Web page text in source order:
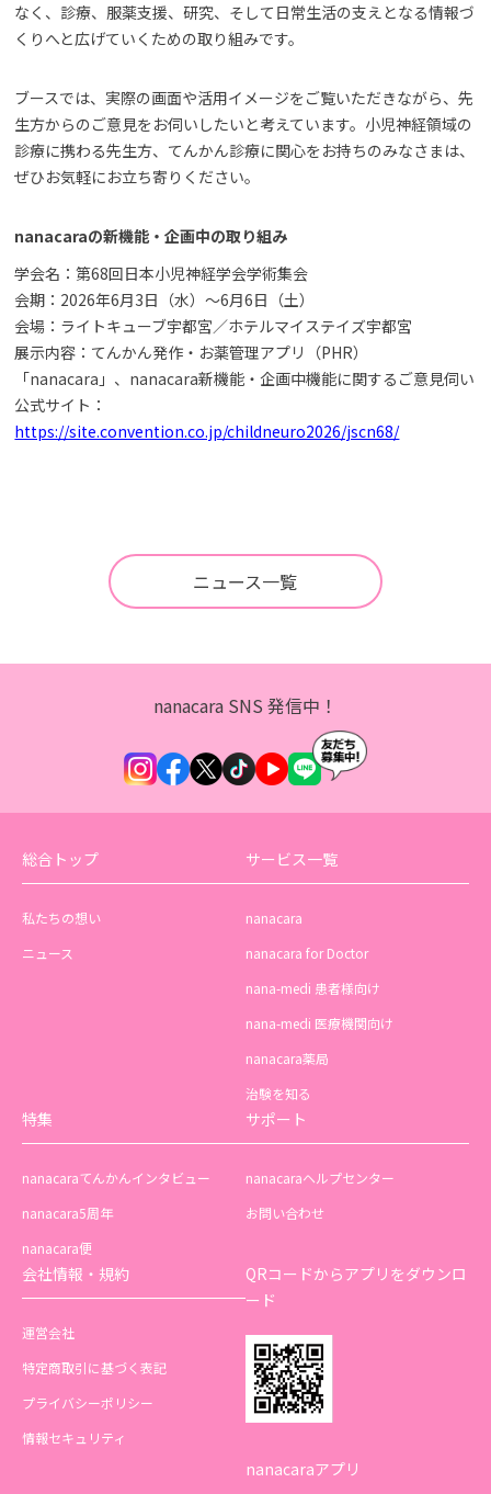
なく、診療、服薬支援、研究、そして日常生活の支えとなる情報づ
くりへと広げていくための取り組みです。
ブースでは、実際の画面や活用イメージをご覧いただきながら、先
生方からのご意見をお伺いしたいと考えています。小児神経領域の
診療に携わる先生方、てんかん診療に関心をお持ちのみなさまは、
ぜひお気軽にお立ち寄りください。
nanacaraの新機能・企画中の取り組み
学会名：第68回日本小児神経学会学術集会
会期：2026年6月3日（水）〜6月6日（土）
会場：ライトキューブ宇都宮／ホテルマイステイズ宇都宮
展示内容：てんかん発作・お薬管理アプリ（PHR）
「nanacara」、nanacara新機能・企画中機能に関するご意見伺い
公式サイト：
https://site.convention.co.jp/childneuro2026/jscn68/
ニュース一覧
nanacara SNS 発信中！
総合トップ
私たちの想い
ニュース
サービス一覧
nanacara
nanacara for Doctor
nana-medi 患者様向け
nana-medi 医療機関向け
nanacara薬局
治験を知る
特集
nanacaraてんかんインタビュー
nanacara5周年
nanacara便
サポート
nanacaraヘルプセンター
お問い合わせ
会社情報・規約
運営会社
特定商取引に基づく表記
プライバシーポリシー
情報セキュリティ
QRコードからアプリをダウンロ
ード
nanacaraアプリ